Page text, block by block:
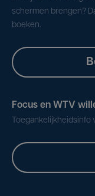
schermen brengen?
boeken.
Focus en WTV
Toegankelijkheidsinfo